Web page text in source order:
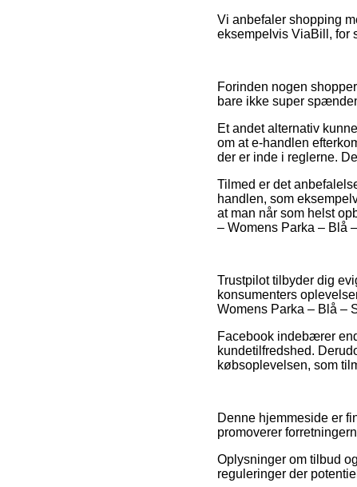
Vi anbefaler shopping
eksempelvis ViaBill, for
Forinden nogen
bare ikke super
Et andet alternativ
om at e-handlen
der er inde i reglerne.
Tilmed er det
handlen, som
at man når som helst
– Womens Parka – Blå
Trustpilot tilbyder dig
konsumenters
Womens Parka – Blå –
Facebook indebærer
kundetilfredshed.
købsoplevelsen, som
Denne hjemmeside er
promoverer
Oplysninger om tilbud
reguleringer der